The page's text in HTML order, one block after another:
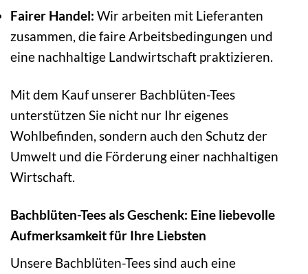
Fairer Handel: Wir arbeiten mit Lieferanten
zusammen, die faire Arbeitsbedingungen und
eine nachhaltige Landwirtschaft praktizieren.
Mit dem Kauf unserer Bachblüten-Tees
unterstützen Sie nicht nur Ihr eigenes
Wohlbefinden, sondern auch den Schutz der
Umwelt und die Förderung einer nachhaltigen
Wirtschaft.
Bachblüten-Tees als Geschenk: Eine liebevolle
Aufmerksamkeit für Ihre Liebsten
Unsere Bachblüten-Tees sind auch eine